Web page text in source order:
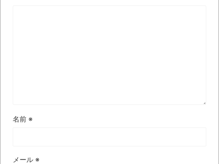
に入院中のオレのオナサポ懇願したら・・・
名前 ※
メール ※